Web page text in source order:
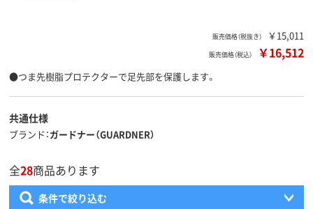
販売価格（税抜き） ￥15,011
販売価格（税込） ￥16,512
●つま先樹脂プロテクターで足先部を保護します。
共通仕様
ブランド ガードナー（GUARDNER）
全28商品あります
条件で絞り込む